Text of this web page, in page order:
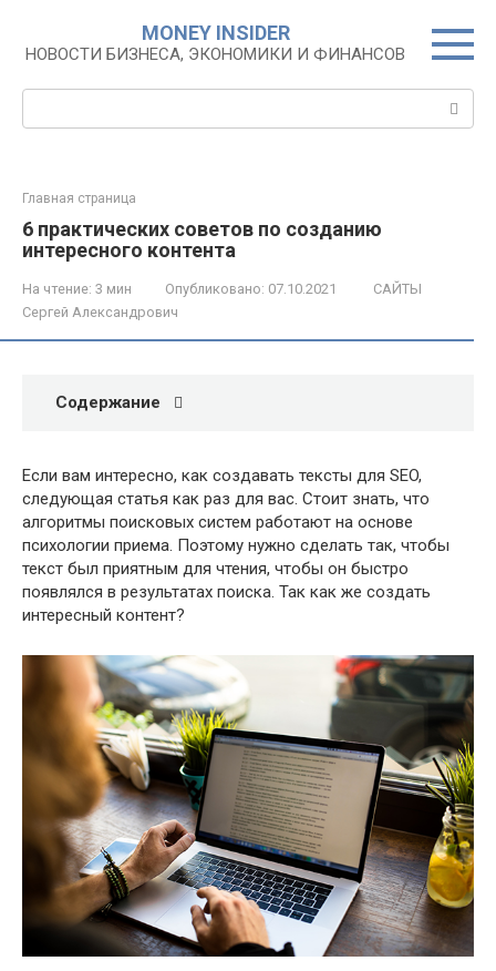
контенту
MONEY INSIDER
НОВОСТИ БИЗНЕСА, ЭКОНОМИКИ И ФИНАНСОВ
Главная страница
6 практических советов по созданию
интересного контента
На чтение: 3 мин Опубликовано: 07.10.2021
САЙТЫ
Сергей Александрович
Содержание
Если вам интересно, как создавать тексты для SEO,
следующая статья как раз для вас. Стоит знать, что
алгоритмы поисковых систем работают на основе
психологии приема. Поэтому нужно сделать так, чтобы
текст был приятным для чтения, чтобы он быстро
появлялся в результатах поиска. Так как же создать
интересный контент?